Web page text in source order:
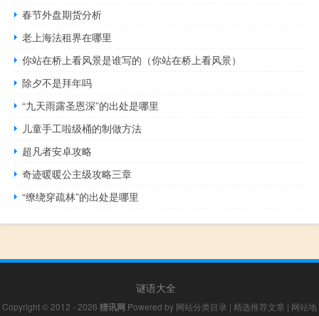
春节外盘期货分析
老上海法租界在哪里
你站在桥上看风景是谁写的（你站在桥上看风景）
除夕不是拜年吗
“九天雨露圣恩深”的出处是哪里
儿童手工啦级桶的制做方法
超凡者安卓攻略
奇迹暖暖公主级攻略三章
“缭绕穿疏林”的出处是哪里
谜语大全
Copyright © 2012 - 2026 猜讯网 Powered by 网站分类目录 | 精选推荐文章 | 网站地